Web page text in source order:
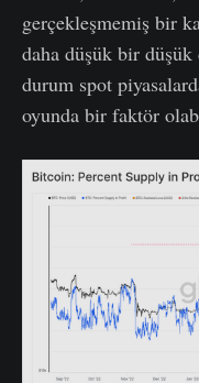
gerçekleşmemiş bir
daha düşük bir
durum spot
oyunda bir faktör